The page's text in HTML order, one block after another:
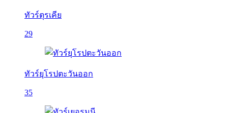
ทัวร์ตุรเคีย
29
ทัวร์ยุโรปตะวันออก
35